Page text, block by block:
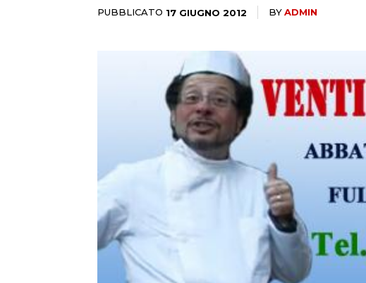
PUBBLICATO 17 GIUGNO 2012 BYADMIN